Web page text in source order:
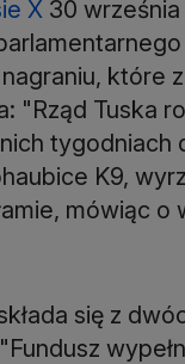
X 30
które
"Rząd Tuska
K9,
mówiąc
się z